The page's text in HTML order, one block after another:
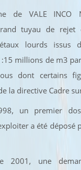
de VALE INCO
tuyau de rejet
lourds issus
millions de m3
dont certains
la directive Cadre
un premier
a été déposé
2001, une